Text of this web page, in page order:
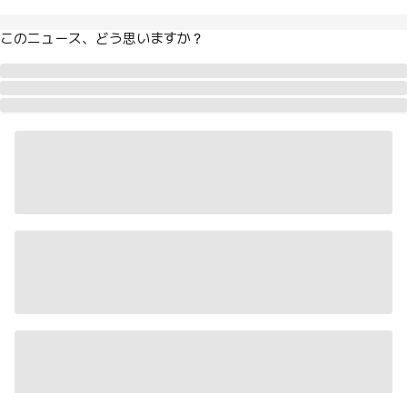
このニュース、どう思いますか？